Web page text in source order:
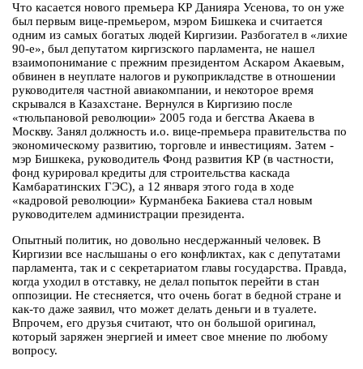
Что касается нового премьера КР Данияра Усенова, то он уже
был первым вице-премьером, мэром Бишкека и считается
одним из самых богатых людей Киргизии. Разбогател в «лихие
90-е», был депутатом киргизского парламента, не нашел
взаимопонимание с прежним президентом Аскаром Акаевым,
обвинен в неуплате налогов и рукоприкладстве в отношении
руководителя частной авиакомпании, и некоторое время
скрывался в Казахстане. Вернулся в Киргизию после
«тюльпановой революции» 2005 года и бегства Акаева в
Москву. Занял должность и.о. вице-премьера правительства по
экономическому развитию, торговле и инвестициям. Затем -
мэр Бишкека, руководитель Фонд развития КР (в частности,
фонд курировал кредиты для строительства каскада
Камбаратинских ГЭС), а 12 января этого года в ходе
«кадровой революции» Курманбека Бакиева стал новым
руководителем администрации президента.
Опытный политик, но довольно несдержанный человек. В
Киргизии все наслышаны о его конфликтах, как с депутатами
парламента, так и с секретариатом главы государства. Правда,
когда уходил в отставку, не делал попыток перейти в стан
оппозиции. Не стесняется, что очень богат в бедной стране и
как-то даже заявил, что может делать деньги и в туалете.
Впрочем, его друзья считают, что он большой оригинал,
который заряжен энергией и имеет свое мнение по любому
вопросу.